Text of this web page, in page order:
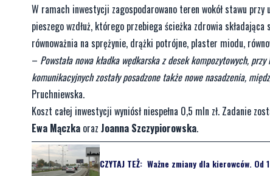
W ramach inwestycji zagospodarowano teren wokół stawu
pieszego wzdłuż, którego przebiega ścieżka zdrowia
równoważnia na sprężynie, drążki potrójne, plaster miodu,
– Powstała nowa kładka wędkarska z desek kompozytowych,
komunikacyjnych zostały posadzone także nowe nasadzenia,
Pruchniewska.
Koszt całej inwestycji wyniósł niespełna 0,5 mln zł. Zadanie
Ewa Mączka oraz Joanna Szczypiorowska.
CZYTAJ TEŻ: Ważne zmiany dla kierowców.